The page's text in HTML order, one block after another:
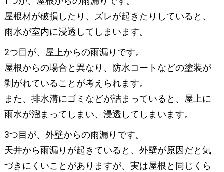
屋根材が破損したり、ズレが起きたりしていると、
雨水が室内に浸透してしまいます。
2つ目が、屋上からの雨漏りです。
屋根からの場合と異なり、防水コートなどの塗装が
剥がれていることが考えられます。
また、排水溝にゴミなどが詰まっていると、屋上に
雨水が溜まってしまい、浸透してしまいます。
3つ目が、外壁からの雨漏りです。
天井から雨漏りが起きていると、外壁が原因だと気
づきにくいことがありますが、実は屋根と同じくら